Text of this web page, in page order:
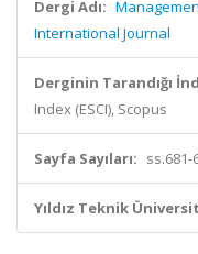
Dergi Adı:
International Journal
Derginin Tarandığı
Index (ESCI), Scopus
Sayfa Sayıları: ss.681-
Yıldız Teknik